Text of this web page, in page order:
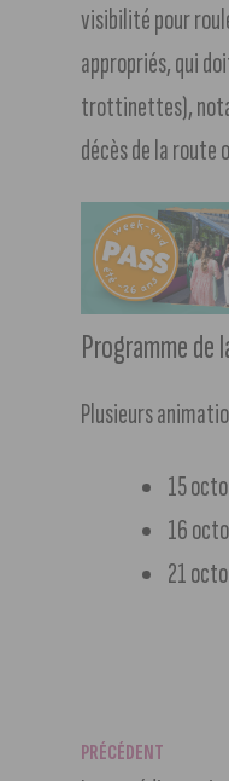
visibilité pour
appropriés, qui
trottinettes),
décès de la
Programme de
Plusieurs
15
16
21
PRÉCÉDENT